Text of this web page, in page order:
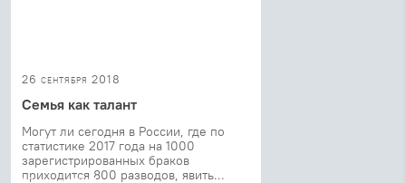
26 сентября 2018
Семья как талант
Могут ли сегодня в России, где по
статистике 2017 года на 1000
зарегистрированных браков
приходится 800 разводов, явить...